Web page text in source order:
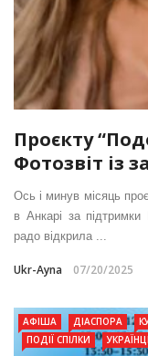
Проєкту
Фотозвіт із
Ось і минув місяць
в Анкарі за підтримки
радо відкрила ...
Ukr-Ayna 07/20/2025
АФІША ДІАСПОРА
ПОДІЇ СПІЛКИ